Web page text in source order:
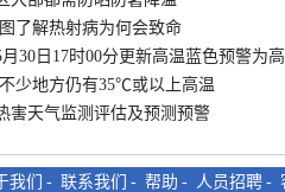
了解热射病为何会致命
30日17时00分更新高温蓝色预警为
少地方仍有35℃或以上高温
害天气监测评估及预测预警
我们 - 联系我们 - 帮助 - 人员招聘 -